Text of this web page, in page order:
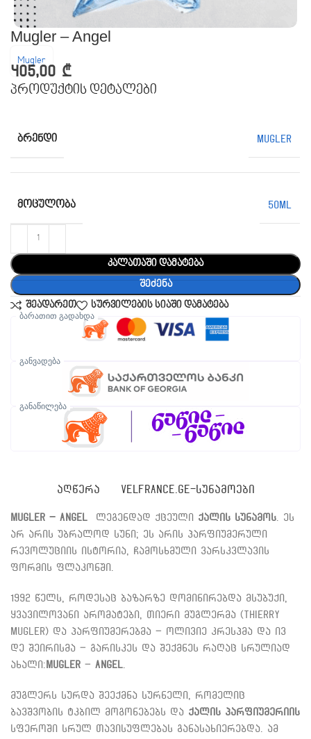
Mugler – Angel
Mugler
405,00 ₾
პროდუქტის დეტალები
ᲑᲠᲔᲜᲓᲘ Mugler
ᲛᲝᲪᲣᲚᲝᲑᲐ 50ML
კალათაში დამატება
შეძენა
შეადარეთ სურვილების სიაში დამატება
ბარათით გადახდა
განვადება
განაწილება
ᲐᲦᲬᲔᲠᲐ VELFRANCE.GE-ᲡᲣᲜᲐᲛᲝᲔᲑᲘ
Mugler – Angel ლეგენდად ქცეული ქალის სუნამოს . ეს
არ არის უბრალოდ სუნი; ეს არის პარფიუმერული
რევოლუციის ისტორია, ჩამოსხმული ვარსკვლავის
ფორმის ფლაკონში.
1992 წელს, როდესაც ბაზარზე დომინირებდა მსუბუქი,
ყვავილოვანი არომატები, თიერი მუგლერმა (Thierry
Mugler) და პარფიუმერებმა – ოლივიე კრესპმა და ივ
დე შეირისმა – გარისკეს და შექმნეს რაღაც სრულიად
ახალი: Mugler – Angel
მუგლერს სურდა შეექმნა სურნელი, რომელიც
ბავშვობის ტკბილ მოგონებებს და ქალის პარფიუმერიის
სფეროში სრულ თავისუფლებას განასახიერებდა. ამ